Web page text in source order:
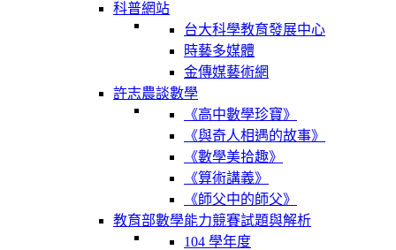
科普網站
台大科學教育發展中心
時藝多媒體
金傳媒藝術網
許志農談數學
《高中數學珍寶》
《與奇人相遇的故事》
《數學美拾趣》
《算術講義》
《師父中的師父》
教育部數學能力競賽試題與解析
104 學年度